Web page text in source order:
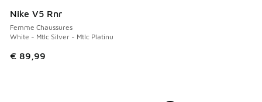
Nike V5 Rnr
Femme Chaussures
White - Mtlc Silver - Mtlc Platinu
€ 89,99